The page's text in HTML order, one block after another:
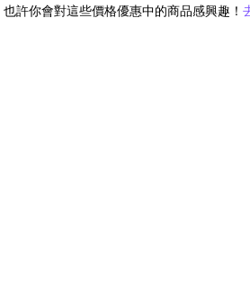
也許你會對這些價格優惠中的商品感興趣！